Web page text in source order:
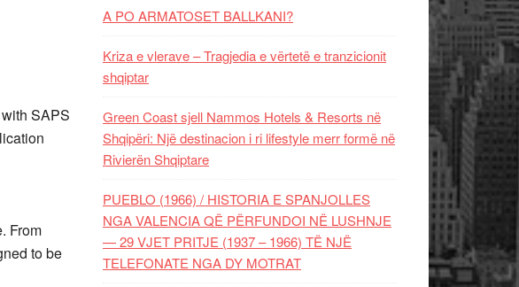
SAPS
From
to be
A PO ARMATOSET BALLKANI?
Kriza e vlerave – Tragjedia e vërtetë e tranzicionit
shqiptar
Green Coast sjell Nammos Hotels & Resorts në
Shqipëri: Një destinacion i ri lifestyle merr formë në
Rivierën Shqiptare
PUEBLO (1966) / HISTORIA E SPANJOLLES
NGA VALENCIA QË PËRFUNDOI NË LUSHNJE
— 29 VJET PRITJE (1937 – 1966) TË NJË
TELEFONATE NGA DY MOTRAT